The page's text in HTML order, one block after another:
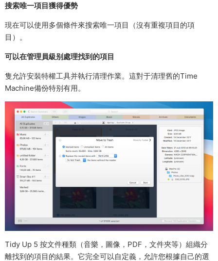
搜索唯一項目獲得優勢
現在可以使用多個條件來搜索唯一項目（沒有重複項目的項
目）。
可以在管理員級别處理找到的項目
隻允許安裝特權工具并執行清理作業。這對于清理舊的Time
Machine備份特别有用。
Tidy Up 5 按文件種類（音樂，圖像，PDF，文件夾等）組織分
離找到的項目的結果。它完全可以自定義，允許您根據自己的選